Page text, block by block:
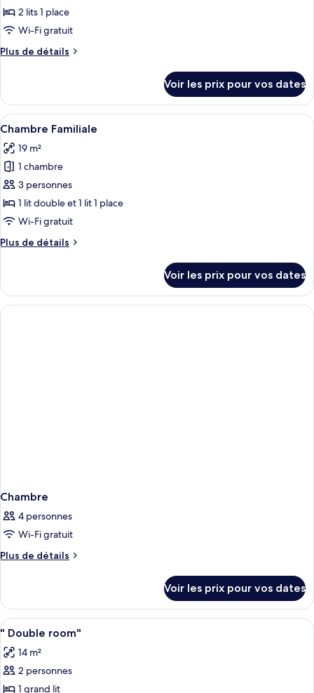
ce
type
chambre :
avec
lits
jumeaux
2 lits 1 place
Wi-Fi gratuit
Plus de détails
Plus
le
type
de
Chambre
Standard
avec
lits
jumeaux
Voir les prix pour vos dates
Afficher
toutes
les
photos
pour
ce
type
chambre :
4
Chambre Familiale
19 m²
1 chambre
3 personnes
1 lit double et 1 lit 1 place
Wi-Fi gratuit
Plus de détails
Plus
le
type
de
Voir les prix pour vos dates
Chambre
4 personnes
Wi-Fi gratuit
Plus de détails
Plus
le
type
de
Chambre
Voir les prix pour vos dates
Afficher
toutes
les
photos
Minibar, coffres-forts dans les
2
" Double room"
14 m²
2 personnes
1 grand lit